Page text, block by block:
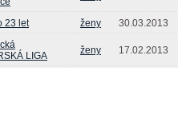
23 let ženy 30.03.2013
LIGA
ženy 17.02.2013